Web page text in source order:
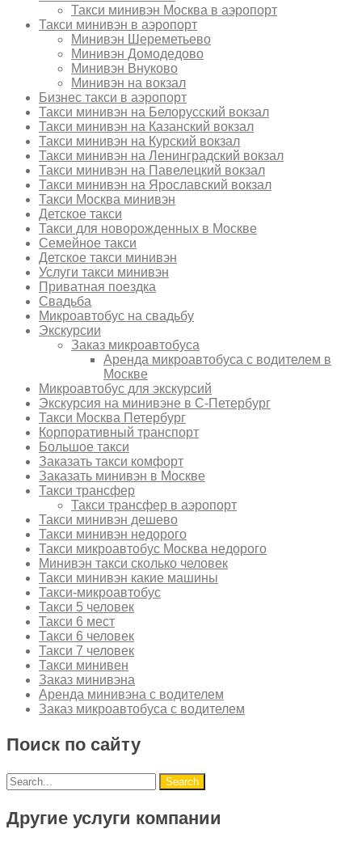
Такси минивэн Москва в аэропорт
Такси минивэн в аэропорт
Минивэн Шереметьево
Минивэн Домодедово
Минивэн Внуково
Минивэн на вокзал
Бизнес такси в аэропорт
Такси минивэн на Белорусский вокзал
Такси минивэн на Казанский вокзал
Такси минивэн на Курский вокзал
Такси минивэн на Ленинградский вокзал
Такси минивэн на Павелецкий вокзал
Такси минивэн на Ярославский вокзал
Такси Москва минивэн
Детское такси
Такси для новорожденных в Москве
Семейное такси
Детское такси минивэн
Услуги такси минивэн
Приватная поездка
Свадьба
Микроавтобус на свадьбу
Экскурсии
Заказ микроавтобуса
Аренда микроавтобуса с водителем в
Москве
Микроавтобус для экскурсий
Экскурсия на минивэне в С-Петербург
Такси Москва Петербург
Корпоративный транспорт
Большое такси
Заказать такси комфорт
Заказать минивэн в Москве
Такси трансфер
Такси трансфер в аэропорт
Такси минивэн дешево
Такси минивэн недорого
Такси микроавтобус Москва недорого
Минивэн такси сколько человек
Такси минивэн какие машины
Такси-микроавтобус
Такси 5 человек
Такси 6 мест
Такси 6 человек
Такси 7 человек
Такси минивен
Заказ минивэна
Аренда минивэна с водителем
Заказ микроавтобуса с водителем
Поиск по сайту
Другие услуги компании